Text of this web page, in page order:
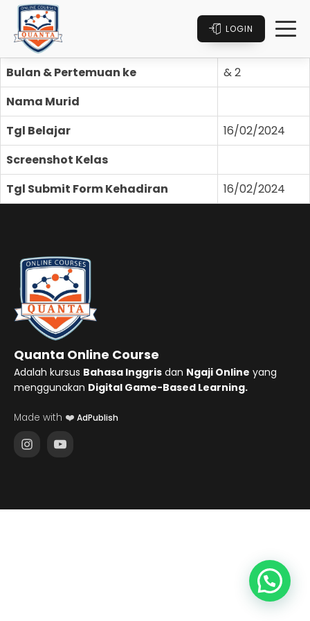
LOGIN
Bulan & Pertemuan ke
& 2
Nama Murid
Tgl Belajar
16/02/2024
Screenshot Kelas
Tgl Submit Form Kehadiran
16/02/2024
Quanta Online Course
Adalah kursus Bahasa Inggris dan Ngaji Online yang
menggunakan Digital Game-Based Learning.
Made with ❤️ AdPublish